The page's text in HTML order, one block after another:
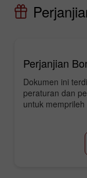
Perjanjian
Dokumen ini
peraturan dan
untuk memprileh